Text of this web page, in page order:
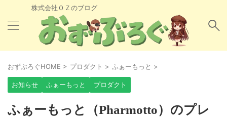
株式会社ＯＺのブログ
おずぶろぐHOME > プロダクト > ふぁーもっと >
お知らせ ふぁーもっと プロダクト
ふぁーもっと（Pharmotto）のプレ